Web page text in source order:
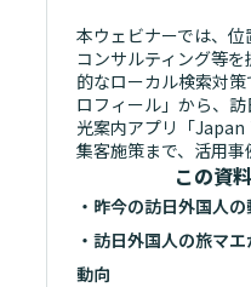
本ウェビナーでは、
コンサルティング等
的なローカル検索対
ロフィール」から、
光案内アプリ「
集客施策まで、活用事
この資
・昨今の訪日外国人の
・訪日外国人の旅マ
動向